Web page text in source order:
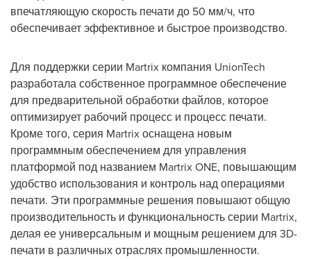
впечатляющую скорость печати до 50 мм/ч, что
обеспечивает эффективное и быстрое производство.
Для поддержки серии Martrix компания UnionTech
разработала собственное программное обеспечение
для предварительной обработки файлов, которое
оптимизирует рабочий процесс и процесс печати.
Кроме того, серия Martrixоснащена новым
программным обеспечением для управления
платформой под названием MartrixONE, повышающим
удобство использования и контроль над операциями
печати. Эти программные решения повышают общую
производительность и функциональность серии Martrix,
делая ее универсальным и мощным решением для 3D-
печати в различных отраслях промышленности.